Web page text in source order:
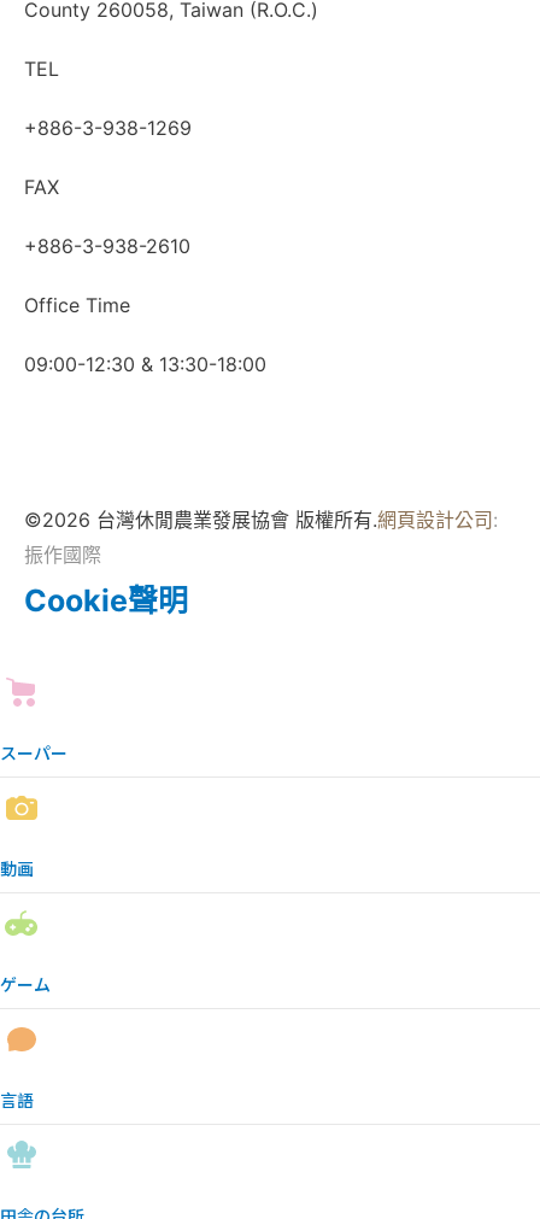
County 260058, Taiwan (R.O.C.)
TEL
+886-3-938-1269
FAX
+886-3-938-2610
Office Time
09:00-12:30 & 13:30-18:00
©2026 台灣休閒農業發展協會 版權所有.網頁設計公司 :
振作國際
Cookie聲明
スーパー
動画
ゲーム
言語